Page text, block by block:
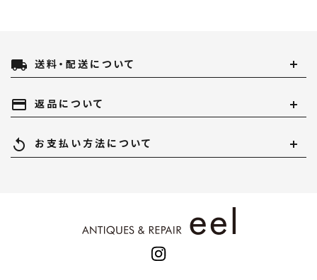
local_shipping 送料・配送について
payment 返品について
replay お支払い方法について